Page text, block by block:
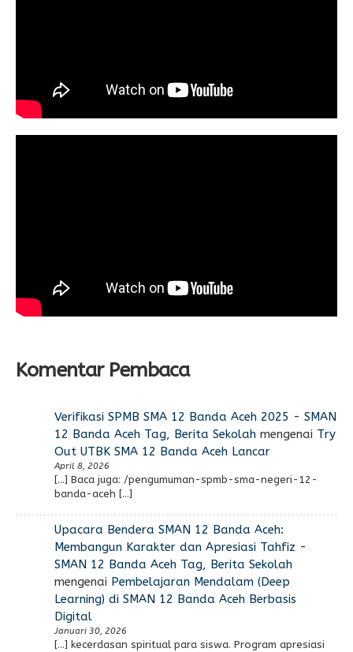
Komentar Pembaca
Verifikasi SPMB SMA 12 Banda Aceh 2025 - SMAN
12 Banda Aceh Tag, Berita Sekolahmengenai Try
Out UTBK SMA 12 Banda Aceh Lancar
April 8, 2026
[…] Baca juga: /pengumuman-spmb-sma-negeri-12-
banda-aceh […]
Upacara Bendera SMAN 12 Banda Aceh:
Membangun Karakter dan Apresiasi Tahfiz -
SMAN 12 Banda Aceh Tag, Berita Sekolah
mengenai Pembelajaran Mendalam (Deep
Learning) di SMAN 12 Banda Aceh Berbasis
Digital
Januari 30, 2026
[…] kecerdasan spiritual para siswa. Program apresiasi